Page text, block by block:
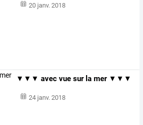
20 janv. 2018
▼▼▼ avec vue sur la mer ▼▼▼
24 janv. 2018